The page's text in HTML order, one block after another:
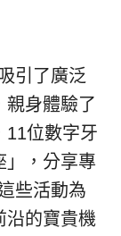
引了廣泛
親身體驗了
11位數字牙
」，分享專
些活動為
沿的寶貴機